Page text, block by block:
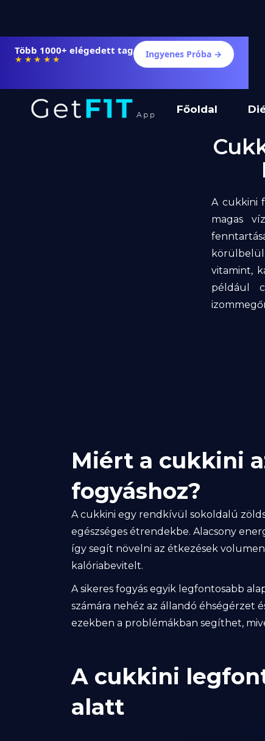
Főoldal
Több 1000+ elégedett tag
★★★★★ Ingyenes Próba →
A cukkini
magas
vitamint,
például
Miért a cukkini
fogyáshoz?
A cukkini egy rendkívül sokoldalú
egészséges étrendekbe. Alacsony
így segít növelni az étkezések
kalóriabevitelt.
A sikeres fogyás egyik legfontosabb
számára nehéz az állandó éhségérzet
ezekben a problémákban segíthet,
A cukkini
alatt